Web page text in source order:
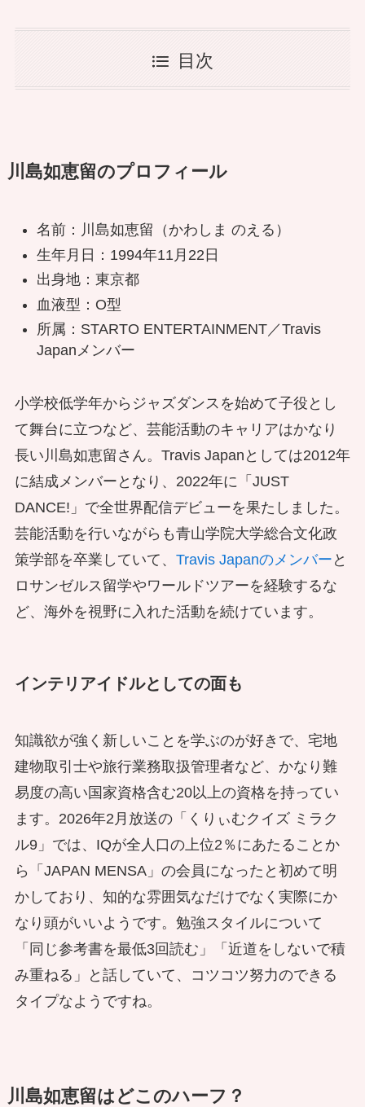
目次
川島如恵留のプロフィール
名前：川島如恵留（かわしま のえる）
生年月日：1994年11月22日
出身地：東京都
血液型：O型
所属：STARTO ENTERTAINMENT／Travis
Japanメンバー
小学校低学年からジャズダンスを始めて子役とし
て舞台に立つなど、芸能活動のキャリアはかなり
長い川島如恵留さん。Travis Japanとしては2012年
に結成メンバーとなり、2022年に「JUST
DANCE!」で全世界配信デビューを果たしました。
芸能活動を行いながらも青山学院大学総合文化政
策学部を卒業していて、 Travis Japanのメンバー と
ロサンゼルス留学やワールドツアーを経験するな
ど、海外を視野に入れた活動を続けています。
インテリアイドルとしての面も
知識欲が強く新しいことを学ぶのが好きで、宅地
建物取引士や旅行業務取扱管理者など、かなり難
易度の高い国家資格含む20以上の資格を持ってい
ます。2026年2月放送の「くりぃむクイズ ミラク
ル9」では、IQが全人口の上位2％にあたることか
ら「JAPAN MENSA」の会員になったと初めて明
かしており、知的な雰囲気なだけでなく実際にか
なり頭がいいようです。勉強スタイルについて
「同じ参考書を最低3回読む」「近道をしないで積
み重ねる」と話していて、コツコツ努力のできる
タイプなようですね。
川島如恵留はどこのハーフ？